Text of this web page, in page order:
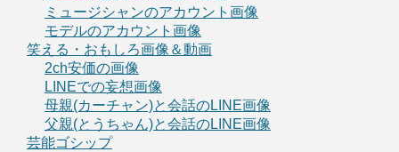
ミュージシャンのアカウント画像
モデルのアカウント画像
笑える・おもしろ画像＆動画
2ch安価の画像
LINEでの妄想画像
母親(カーチャン)と会話のLINE画像
父親(とうちゃん)と会話のLINE画像
芸能ゴシップ